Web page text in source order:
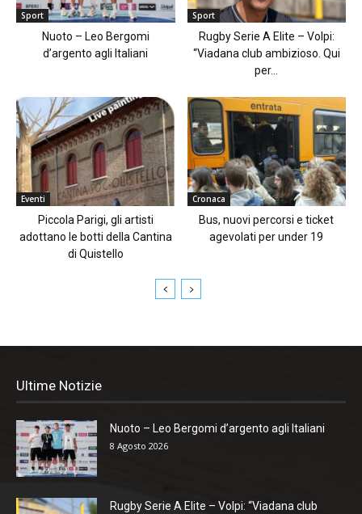
Sport
Nuoto – Leo Bergomi
d’argento agli Italiani
Sport
Rugby Serie A Elite – Volpi:
“Viadana club ambizioso. Qui
per...
Eventi
Piccola Parigi, gli artisti
adottano le botti della Cantina
di Quistello
Cronaca
Bus, nuovi percorsi e ticket
agevolati per under 19
Ultime Notizie
Nuoto – Leo Bergomi d’argento agli Italiani
8 Agosto 2026
Rugby Serie A Elite – Volpi: “Viadana club